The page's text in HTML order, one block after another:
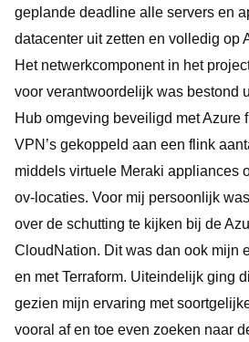
geplande deadline alle servers en
datacenter uit zetten en volledig op
Het netwerkcomponent in het
voor verantwoordelijk was bestond
Hub omgeving beveiligd met Azure
VPN’s gekoppeld aan een flink
middels virtuele Meraki appliances
ov-locaties. Voor mij persoonlijk
over de schutting te kijken bij de
CloudNation. Dit was dan ook mijn
en met Terraform. Uiteindelijk ging
gezien mijn ervaring met
vooral af en toe even zoeken naar